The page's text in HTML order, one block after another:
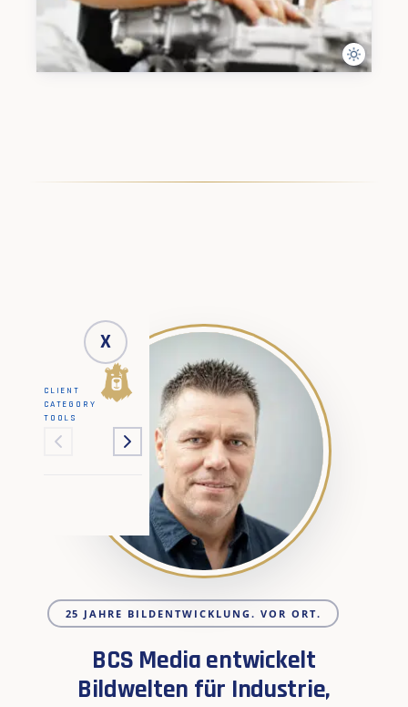
X
CLIENT
CATEGORY
TOOLS
25 JAHRE BILDENTWICKLUNG. VOR ORT.
BCS Media entwickelt
Bildwelten für Industrie,